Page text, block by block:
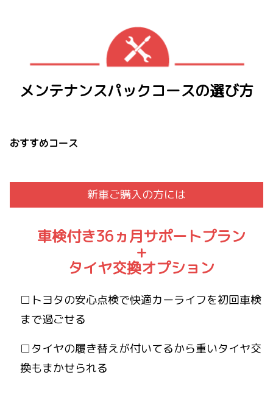
メンテナンスパックコースの選び方
おすすめコース
新車ご購入の方には
車検付き36ヵ月サポートプラン
+
タイヤ交換オプション
□トヨタの安心点検で快適カーライフを初回車検
まで過ごせる
□タイヤの履き替えが付いてるから重いタイヤ交
換もまかせられる